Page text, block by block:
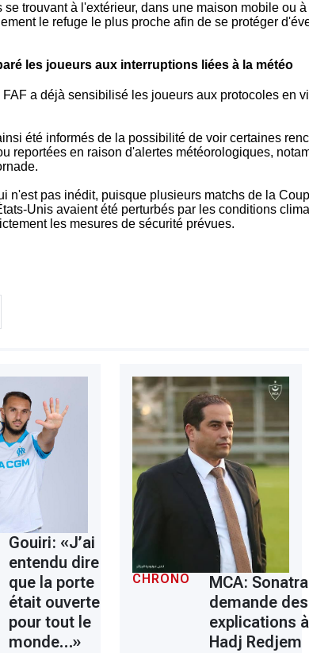
se trouvant à l'extérieur, dans une maison mobile ou
le refuge le plus proche afin de se protéger
les joueurs aux interruptions liées à la météo
FAF a déjà sensibilisé les joueurs aux protocoles en
été informés de la possibilité de voir certaines
reportées en raison d'alertes météorologiques,
n'est pas inédit, puisque plusieurs matchs de la
Unis avaient été perturbés par les conditions
les mesures de sécurité prévues.
: EN U23 (Amical) : les Verts surpris par la Mauritanie
Gouiri: «J’ai
entendu dire
que la porte
était ouverte
pour tout le
monde…»
CHRONO
MCA:
demande des
explications à
Hadj Redjem